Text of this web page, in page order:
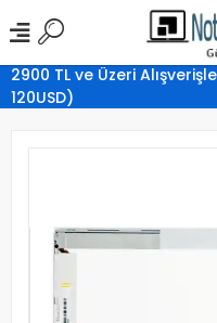
2900 TL ve Üzeri
120USD)